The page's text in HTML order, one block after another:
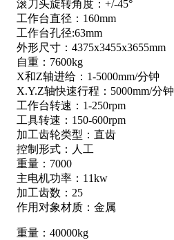
滚刀头旋转角度：+/-45°
工作台直径：160mm
工作台孔径:63mm
外形尺寸：4375x3455x3655mm
自重：7600kg
X和Z轴进给：1-5000mm/分钟
X.Y.Z轴快速行程：5000mm/分钟
工作台转速：1-250rpm
工具转速：150-600rpm
加工齿轮类型：直齿
控制形式：人工
重量：7000
主电机功率：11kw
加工齿数：25
作用对象材质：金属
重量：40000kg